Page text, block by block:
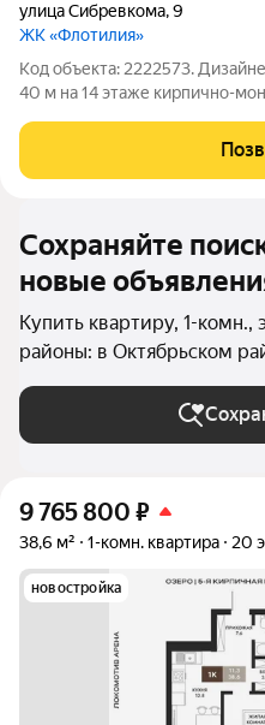
улица Сибревкома,9
ЖК «Флотилия»
Код объекта: 2222573.
40 м на 14 этаже кирпично-
Высота этажа даёт приятный
естественного света, окна
Сохраняйте
новые
Купить квартиру, 1-комн.,
районы: в Октябрьском
Новосибирске
9 765 800 ₽
38,6 м² 1-комн. квартира 20
новостройка